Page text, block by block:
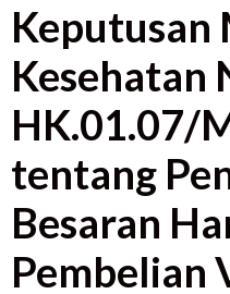
Keputusan
Kesehatan
HK.01.07/
tentang
Besaran
Pembelian